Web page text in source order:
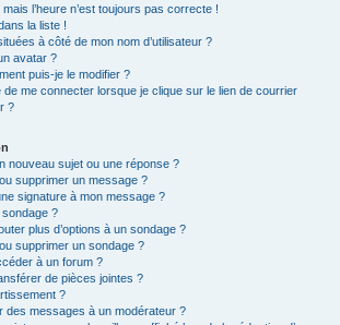
l’heure n’est toujours pas correcte !
la liste !
à côté de mon nom d’utilisateur ?
avatar ?
puis-je le modifier ?
de me connecter lorsque je clique sur le lien de courrier
?
nouveau sujet ou une réponse ?
supprimer un message ?
signature à mon message ?
?
plus d’options à un sondage ?
supprimer un sondage ?
à un forum ?
de pièces jointes ?
?
des messages à un modérateur ?